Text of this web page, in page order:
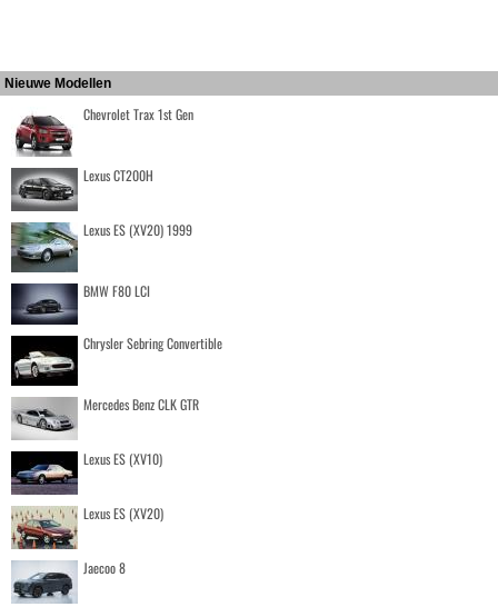
Nieuwe Modellen
Chevrolet Trax 1st Gen
Lexus CT200H
Lexus ES (XV20) 1999
BMW F80 LCI
Chrysler Sebring Convertible
Mercedes Benz CLK GTR
Lexus ES (XV10)
Lexus ES (XV20)
Jaecoo 8